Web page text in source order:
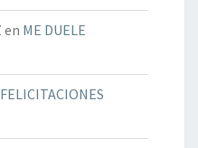
en ME DUELE
FELICITACIONES